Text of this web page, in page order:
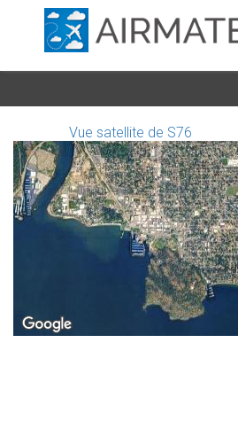
Vue satellite de S76